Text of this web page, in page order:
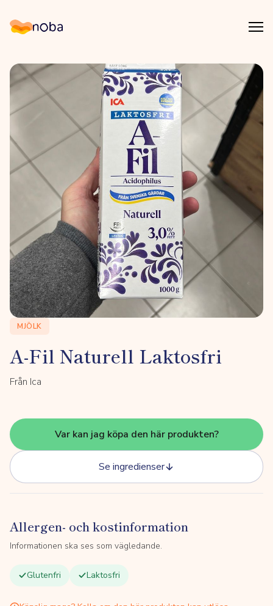
Noba
MJÖLK
A-Fil Naturell Laktosfri
Från Ica
Var kan jag köpa den här produkten?
Se ingredienser
Allergen- och kostinformation
Informationen ska ses som vägledande.
Glutenfri Laktosfri